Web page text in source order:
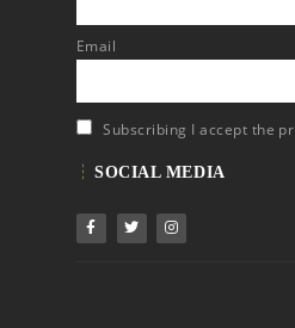
Email
Subscribing I accept the
SOCIAL MEDIA